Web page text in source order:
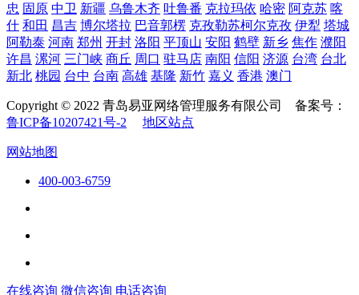
忠 固原 中卫 新疆 乌鲁木齐 吐鲁番 克拉玛依 哈密 阿克苏 喀
什 和田 昌吉 博尔塔拉 巴音郭楞 克孜勒苏柯尔克孜 伊犁 塔城
阿勒泰 河南 郑州 开封 洛阳 平顶山 安阳 鹤壁 新乡 焦作 濮阳
许昌 漯河 三门峡 商丘 周口 驻马店 南阳 信阳 济源 台湾 台北
新北 桃园 台中 台南 高雄 基隆 新竹 嘉义 香港 澳门
Copyright © 2022 青岛易亚网络管理服务有限公司 备案号：
鲁ICP备10207421号-2
地区站点
网站地图
400-003-6759
在线咨询 微信咨询 电话咨询